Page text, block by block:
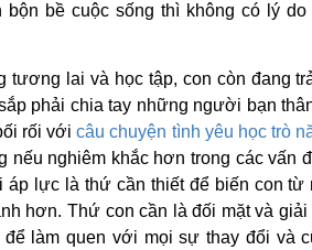
bề cuộc sống thì không có lý do
lai và học tập, con còn đang
phải chia tay những người bạn
rối với câu chuyện tình yêu học trò
nếu nghiêm khắc hơn trong các vấn
lực là thứ cần thiết để biến con từ
hơn. Thứ con cần là đối mặt và giải
làm quen với mọi sự thay đổi và